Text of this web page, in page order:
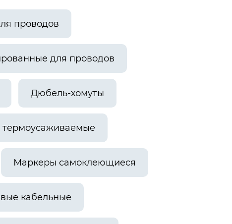
проводов
для проводов
Дюбель-хомуты
Маркеры самоклеющиеся
кабельные